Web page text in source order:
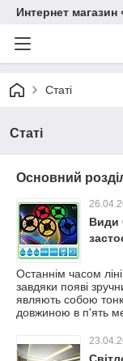
Интернет
Статі
Статі
Основний
Види
Останнім часом
завдяки появі
являють собою
довжиною в п'ять